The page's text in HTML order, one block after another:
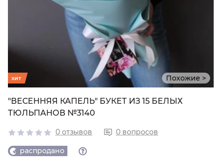
Похожие >
хит
"ВЕСЕННЯЯ КАПЕЛЬ" БУКЕТ ИЗ 15 БЕЛЫХ
ТЮЛЬПАНОВ №3140
0 отзывов 0 вопросов
распродано